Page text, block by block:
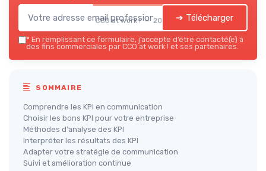
CCO at work ! — 2026 ➔ Télécharger
* En remplissant ce formulaire, j’accepte d’être contacté(e) à
des fins commerciales par CCO at work ! et ses partenaires.
SOMMAIRE
Comprendre les KPI en communication
Choisir les bons KPI pour votre entreprise
Méthodes d'analyse des KPI
Interpréter les résultats des KPI
Adapter votre stratégie de communication
Suivi et amélioration continue